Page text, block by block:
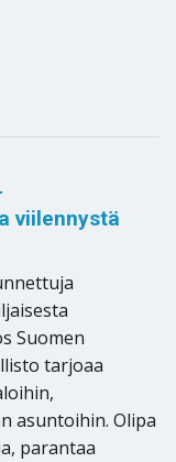
viilennystä
Suomen
tarjoaa
asuntoihin. Olipa
parantaa